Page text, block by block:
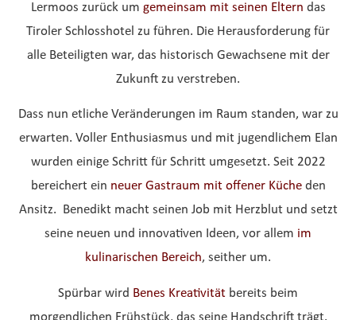
Lermoos zurück um gemeinsam mit seinen Eltern das
Tiroler Schlosshotel zu führen. Die Herausforderung für
alle Beteiligten war, das historisch Gewachsene mit der
Zukunft zu verstreben.
Dass nun etliche Veränderungen im Raum standen, war zu
erwarten. Voller Enthusiasmus und mit jugendlichem Elan
wurden einige Schritt für Schritt umgesetzt. Seit 2022
bereichert ein neuer Gastraum mit offener Kücheden
Ansitz. Benedikt macht seinen Job mit Herzblut und setzt
seine neuen und innovativen Ideen, vor allem im
kulinarischen Bereich, seither um.
Spürbar wird Benes Kreativität bereits beim
morgendlichen Frühstück, das seine Handschrift trägt.